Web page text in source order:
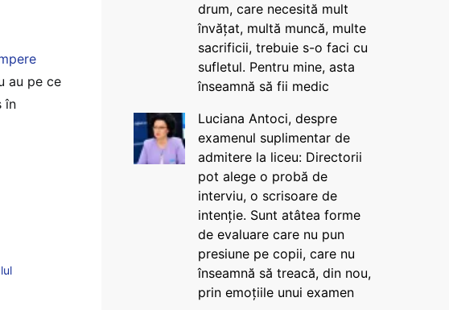
au pe ce
în
drum, care necesită mult
învățat, multă muncă, multe
sacrificii, trebuie s-o faci cu
sufletul. Pentru mine, asta
înseamnă să fii medic
Luciana Antoci, despre
examenul suplimentar de
admitere la liceu: Directorii
pot alege o probă de
interviu, o scrisoare de
intenție. Sunt atâtea forme
de evaluare care nu pun
presiune pe copii, care nu
înseamnă să treacă, din nou,
prin emoțiile unui examen